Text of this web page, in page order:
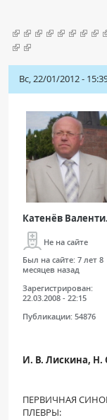
Журнал
КНИЖНЫЙ
ПАЦИЕНТАМ
Где пройти
Магнитно-
Спросить
ПОМОЩЬ
Вс, 22/01/2012 -
Катенёв
Не на сайте
Был на сайте: 7 лет 8
месяцев назад
Зарегистрирован:
22.03.2008 - 22:15
Публикации: 54876
И. В. Лискина, Н.
ПЕРВИЧНАЯ
ПЛЕВРЫ: